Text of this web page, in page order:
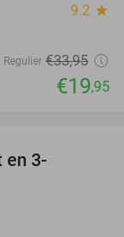
9.2 star
Regulier €33,95
€19,95
en 3-